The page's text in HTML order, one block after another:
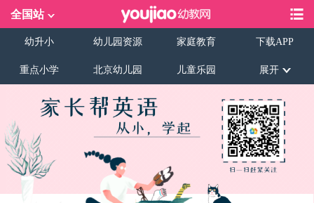
全国站
幼升小 幼儿园资源 家庭教育 下载APP
重点小学 北京幼儿园 儿童乐园 展开